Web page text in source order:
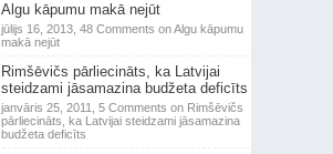
Algu kāpumu makā nejūt
jūlijs 16, 2013, 48 Comments on Algu kāpumu
makā nejūt
Rimšēvičs pārliecināts, ka Latvijai
steidzami jāsamazina budžeta deficīts
janvāris 25, 2011, 5 Comments on Rimšēvičs
pārliecināts, ka Latvijai steidzami jāsamazina
budžeta deficīts